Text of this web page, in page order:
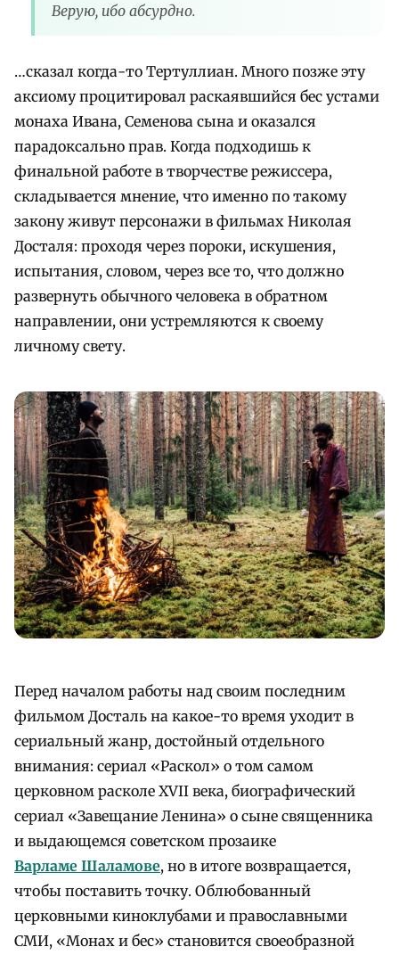
Верую, ибо абсурдно.
…сказал когда-то Тертуллиан. Много позже эту
аксиому процитировал раскаявшийся бес устами
монаха Ивана, Семенова сына и оказался
парадоксально прав. Когда подходишь к
финальной работе в творчестве режиссера,
складывается мнение, что именно по такому
закону живут персонажи в фильмах Николая
Досталя: проходя через пороки, искушения,
испытания, словом, через все то, что должно
развернуть обычного человека в обратном
направлении, они устремляются к своему
личному свету.
Перед началом работы над своим последним
фильмом Досталь на какое-то время уходит в
сериальный жанр, достойный отдельного
внимания: сериал «Раскол» о том самом
церковном расколе XVII века, биографический
сериал «Завещание Ленина» о сыне священника
и выдающемся советском прозаике
Варламе Шаламове, но в итоге возвращается,
чтобы поставить точку. Облюбованный
церковными киноклубами и православными
СМИ, «Монах и бес» становится своеобразной